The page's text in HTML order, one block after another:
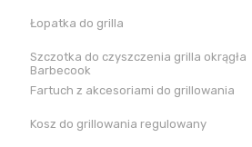
Łopatka do grilla
Szczotka do czyszczenia grilla okrągła
Barbecook
Fartuch z akcesoriami do grillowania
Kosz do grillowania regulowany